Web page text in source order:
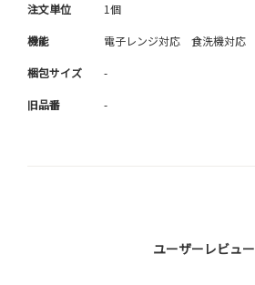
注文単位 1個
機能 電子レンジ対応 食洗機対応
梱包サイズ -
旧品番 -
ユーザーレビュー